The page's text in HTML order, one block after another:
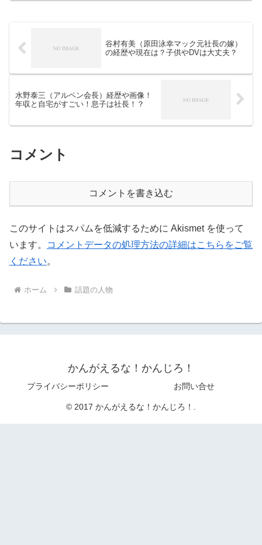
谷村有美（原田泳幸マック元社長の嫁）
の経歴や現在は？子供やDVは大丈夫？
水野泰三（アルペン会長）経歴や画像！
年収と自宅がすごい！息子は社長！？
コメント
コメントを書き込む
このサイトはスパムを低減するために Akismet を使って
います。
コメントデータの処理方法の詳細はこちらをご覧
ください。
ホーム 話題の人物
かんがえるな！かんじろ！
プライバシーポリシー お問い合せ
© 2017 かんがえるな！かんじろ！.